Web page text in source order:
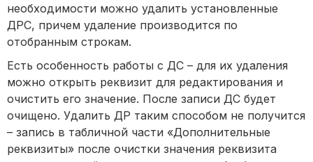
необходимости можно удалить установленные
ДРС, причем удаление производится по
отобранным строкам.
Есть особенность работы с ДС – для их удаления
можно открыть реквизит для редактирования и
очистить его значение. После записи ДС будет
очищено. Удалить ДР таким способом не получится
– запись в табличной части «Дополнительные
реквизиты» после очистки значения реквизита